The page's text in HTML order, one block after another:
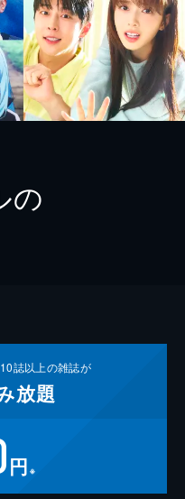
の
誌以上の雑誌が
放題
円 ※